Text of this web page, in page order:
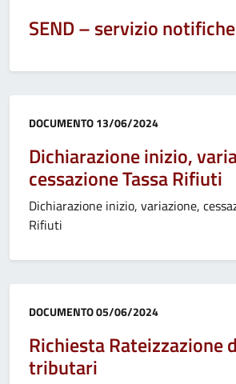
SEND – servizio
Categoria:
DOCUMENTO13/06/2024
Dichiarazione inizio,
cessazione Tassa Rifiuti
Dichiarazione inizio, variazione,
Rifiuti
Categoria:
DOCUMENTO05/06/2024
Richiesta Rateizzazione
tributari